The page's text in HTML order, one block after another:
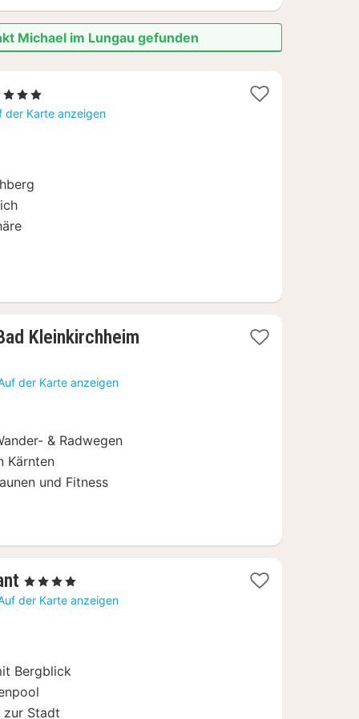
Michael im Lungau gefunden
Sterne
der Karte anzeigen
Kleinkirchheim
der Karte anzeigen
& Radwegen
Kärnten
und Fitness
1
Nacht
, 4 Sterne
der Karte anzeigen
Bergblick
zur Stadt